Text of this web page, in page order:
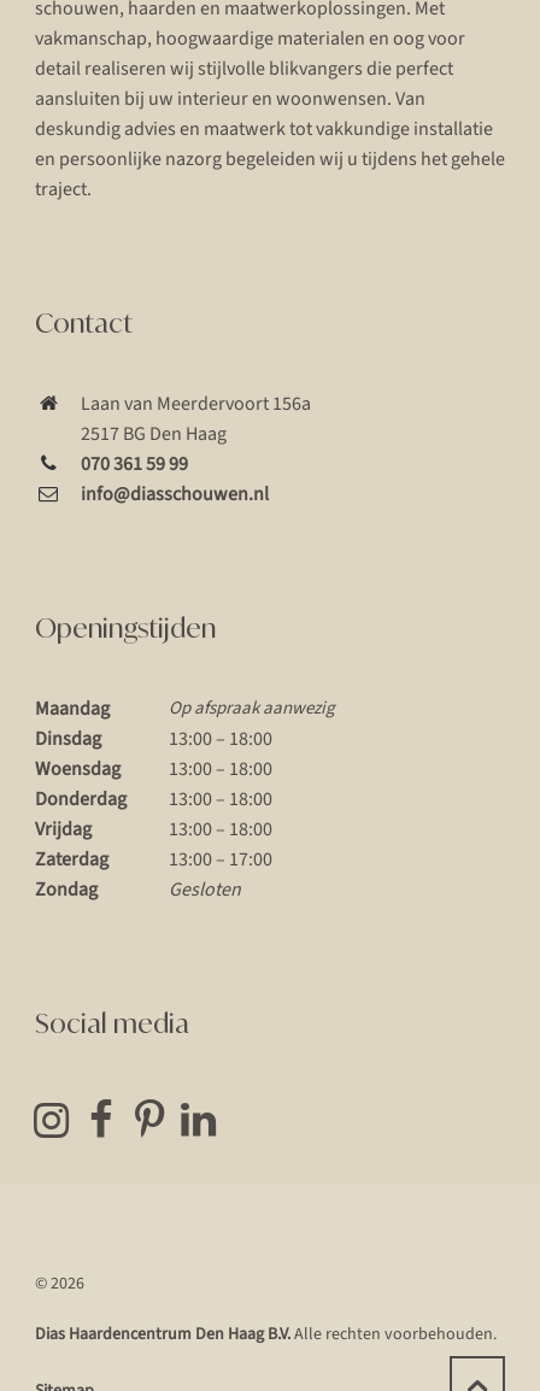
schouwen, haarden en maatwerkoplossingen. Met
vakmanschap, hoogwaardige materialen en oog voor
detail realiseren wij stijlvolle blikvangers die perfect
aansluiten bij uw interieur en woonwensen. Van
deskundig advies en maatwerk tot vakkundige installatie
en persoonlijke nazorg begeleiden wij u tijdens het gehele
traject.
Contact
Laan van Meerdervoort 156a
2517 BG Den Haag
070 361 59 99
info@diasschouwen.nl
Openingstijden
Maandag Op afspraak aanwezig
Dinsdag
13:00 – 18:00
Woensdag
13:00 – 18:00
Donderdag
13:00 – 18:00
Vrijdag
13:00 – 18:00
Zaterdag
13:00 – 17:00
Zondag
Gesloten
Social media
© 2026
Dias Haardencentrum Den Haag B.V.Alle rechten voorbehouden.